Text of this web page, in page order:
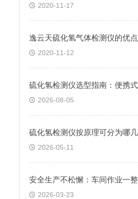
2020-11-17
逸云天硫化氢气体检测仪的优点
2020-11-12
2026-08-05
2026-05-11
2026-03-23